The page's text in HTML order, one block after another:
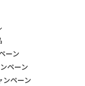
ーン
ペーン
ペーン